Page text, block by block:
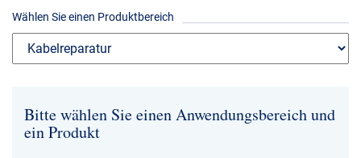
Referenzen
Presse & Events
Wählen Sie einen Produktbereich
Bitte wählen Sie einen Anwendungsbereich und
ein Produkt